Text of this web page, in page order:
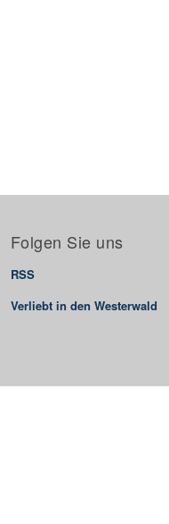
Folgen Sie uns
RSS
Verliebt in den Westerwald